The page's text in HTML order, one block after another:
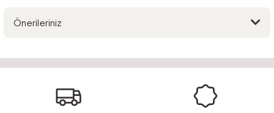
Soru Sor
Önerileriniz
Görüş ve önerileriniz için teşekkür ederiz.